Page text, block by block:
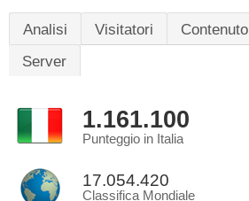
Analisi Visitatori Contenuto
Server
1.161.100
Punteggio in Italia
17.054.420
Classifica Mondiale